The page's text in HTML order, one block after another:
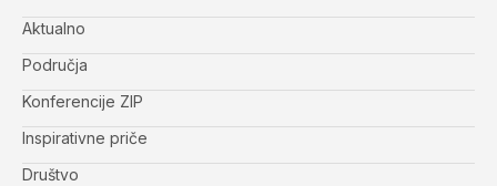
Aktualno
Područja
Konferencije ZIP
Inspirativne priče
Društvo